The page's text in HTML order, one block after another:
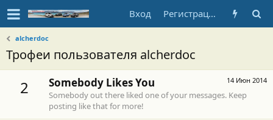
Вход Регистрация
alcherdoc
Трофеи пользователя alcherdoc
2 14 Июн 2014
Somebody Likes You
Somebody out there liked one of your messages. Keep
posting like that for more!